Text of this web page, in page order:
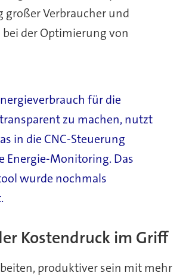
Verbraucher und
der Optimierung von
für die
zu machen, nutzt
in die CNC-Steuerung
Energie-Monitoring. Das
wurde nochmals
Kostendruck im Griff
produktiver sein mit mehr